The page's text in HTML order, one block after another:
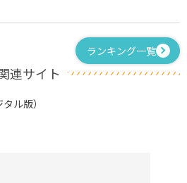
ランキング一覧
連サイト
ル版）